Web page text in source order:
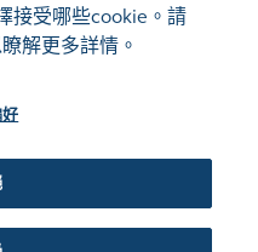
條款
有，翻印必究
接受哪些cookie。請
瞭解更多詳情。